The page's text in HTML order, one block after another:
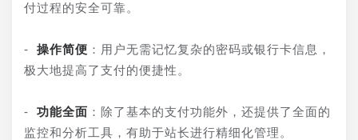
付过程的安全可靠。
- 操作简便 ：用户无需记忆复杂的密码或银行卡信息，
极大地提高了支付的便捷性。
- 功能全面 ：除了基本的支付功能外，还提供了全面的
监控和分析工具，有助于站长进行精细化管理。